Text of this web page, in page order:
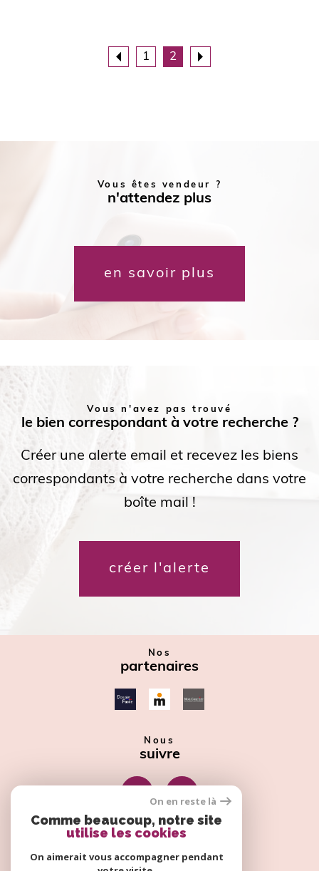
1 2
Vous êtes vendeur ?
n'attendez plus
en savoir plus
Vous n'avez pas trouvé
le bien correspondant à votre recherche ?
Créer une alerte email et recevez les biens
correspondants à votre recherche dans votre
boîte mail !
créer l'alerte
Nos
partenaires
Nous
suivre
Nous
adhérons
On en reste là
Comme beaucoup, notre site
utilise les cookies
On aimerait vous accompagner pendant